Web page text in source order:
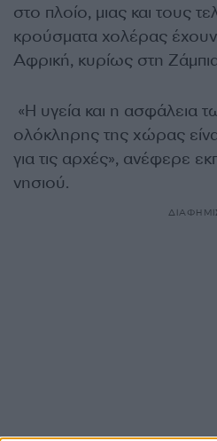
στο πλοίο, μιας και τους
κρούσματα χολέρας έχουν
Αφρική, κυρίως στη
«Η υγεία και η ασφάλεια
ολόκληρης της χώρας
για τις αρχές», ανέφερε
νησιού.